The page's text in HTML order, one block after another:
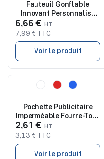
Fauteuil Gonflable
Innovant Personnalisé
avec Matelas Binsky pas
cher
6,66 €
7,99 € TTC
Voir le produit
Nouveau
Pochette Publicitaire
Imperméable Fourre-Tout
Dalmas
2,61 €
3,13 € TTC
Voir le produit